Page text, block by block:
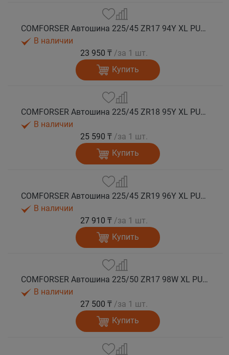
COMFORSER Автошина 225/45 ZR17 94Y XL PURESPEED лето
В наличии
23 950 ₸ /за 1 шт.
Купить
COMFORSER Автошина 225/45 ZR18 95Y XL PURESPEED лето
В наличии
25 590 ₸ /за 1 шт.
Купить
COMFORSER Автошина 225/45 ZR19 96Y XL PURESPEED лето
В наличии
27 910 ₸ /за 1 шт.
Купить
COMFORSER Автошина 225/50 ZR17 98W XL PURESPEED лето
В наличии
27 500 ₸ /за 1 шт.
Купить